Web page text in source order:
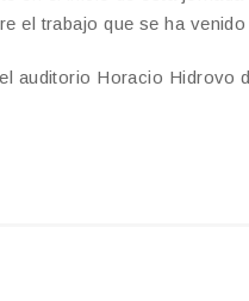
el trabajo que se ha
auditorio Horacio Hidrovo